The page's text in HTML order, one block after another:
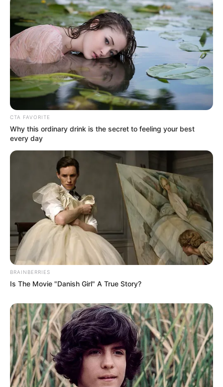
(foto: instagram/gmarthagraciela)
Baca juga:Berambut Pendek, 10 Artis Ini Terlihat Makin
Fresh dan Cantik
Demikian pesona dari Martha Graciela Eks JKT48 yang memikat
abis. Semoga tambah sukses ya Grace dan membawa nama e-
Sport lebih dikenal semakin luas!
TAGS EKS JKT48 MARTHA GRACIELA
CTA FAVORITE
Why this ordinary drink is the secret to feeling your best
every day
BRAINBERRIES
Is The Movie "Danish Girl" A True Story?